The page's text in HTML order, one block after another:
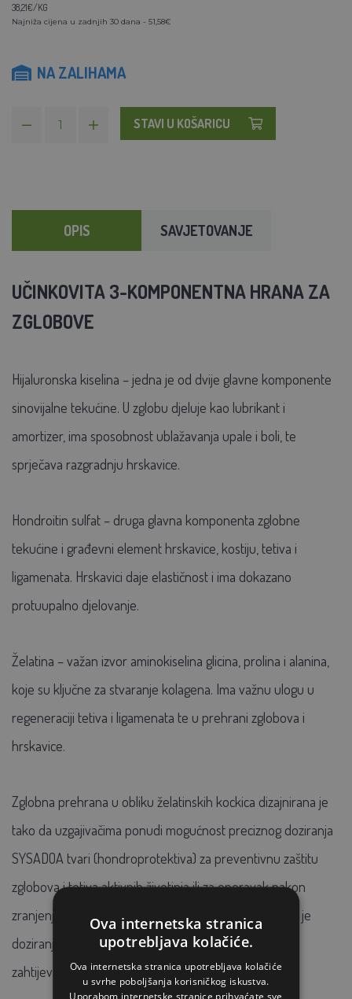
38,21€/KG
Najniža cijena u zadnjih 30 dana - 51,58€
NA ZALIHAMA
STAVI U KOŠARICU
OPIS SAVJETOVANJE
UČINKOVITA 3-KOMPONENTNA HRANA ZA
ZGLOBOVE
Hijaluronska kiselina – jedna je od dvije glavne komponente
sinovijalne tekućine. U zglobu djeluje kao lubrikant i
amortizer, ima sposobnost ublažavanja upale i boli, te
sprječava razgradnju hrskavice.
Hondroitin sulfat – druga glavna komponenta zglobne
tekućine i građevni element hrskavice, kostiju, tetiva i
ligamenata. Hrskavici daje elastičnost i ima dokazano
protuupalno djelovanje.
Želatina – važan izvor aminokiselina glicina, prolina i alanina,
koje su ključne za stvaranje kolagena. Ima važnu ulogu u
regeneraciji tetiva i ligamenata te u prehrani zglobova i
hrskavice.
Zglobna prehrana u obliku želatinskih kockica dizajnirana je
tako da uzgajivačima ponudi mogućnost preciznog doziranja
SYSADOA tvari (hondroprotektiva) za preventivnu zaštitu
zglobova i tetiva aktivnih životinja ili za oporavak nakon
zranjenja. U usporedbi s praškastim i tekućim oblicima je
doziranje GelorenHA vrlo jednostavno, precizno i ne
zahtijeva nikakva dodatna mjerenja.
Ova internetska stranica
upotrebljava kolačiće.
Ova internetska stranica upotrebljava kolačiće
u svrhe poboljšanja korisničkog iskustva.
Uporabom internetske stranice prihvaćate sve